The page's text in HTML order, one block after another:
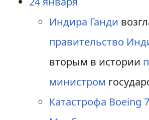
Индира Ганди
правительство
вторым в истории
министром
Катастрофа Boeing